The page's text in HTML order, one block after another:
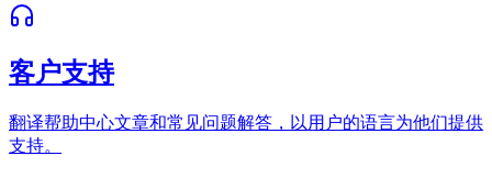
客户支持
翻译帮助中心文章和常见问题解答，以用户的语言为他们提供
支持。